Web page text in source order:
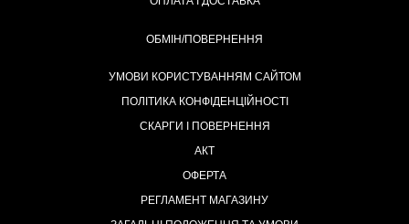
ОБМІН/ПОВЕРНЕННЯ
УМОВИ КОРИСТУВАННЯМ САЙТОМ
ПОЛІТИКА КОНФІДЕНЦІЙНОСТІ
СКАРГИ І ПОВЕРНЕННЯ
АКТ
ОФЕРТА
РЕГЛАМЕНТ МАГАЗИНУ